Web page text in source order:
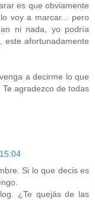
es que obviamente
voy a marcar... pero
ni nada, yo podría
este afortunadamente
a decirme lo que
agradezco de todas
Si lo que decis es
¿Te quejás de las